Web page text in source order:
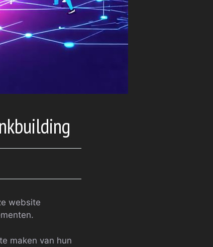
website
maken van hun